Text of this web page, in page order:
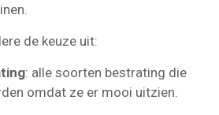
de keuze uit:
: alle soorten bestrating die
omdat ze er mooi uitzien.